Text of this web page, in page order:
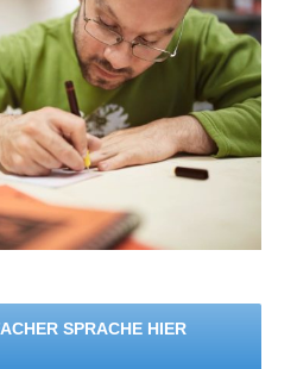
SPRACHE HIER